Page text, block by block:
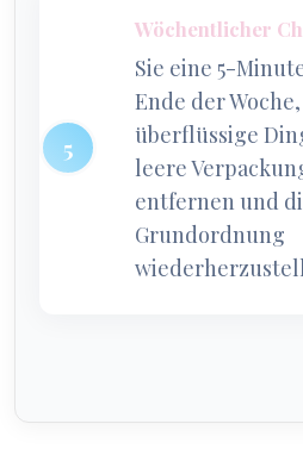
Wöchentlicher
Sie eine 5-
Ende der
überflüssige
leere
entfernen und
Grundordnung